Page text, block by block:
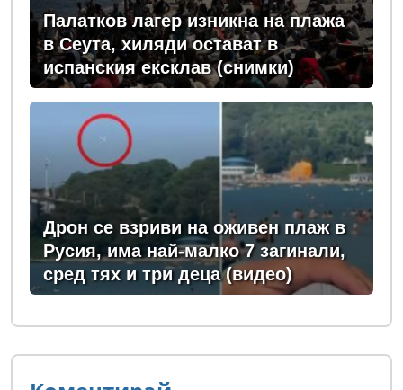
Палатков лагер изникна на плажа
в Сеута, хиляди остават в
испанския ексклав (снимки)
Дрон се взриви на оживен плаж в
Русия, има най-малко 7 загинали,
сред тях и три деца (видео)